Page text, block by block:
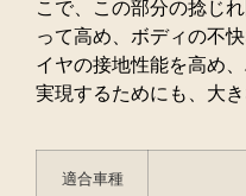
こで、この部分の捻じ
って高め、ボディの不
イヤの接地性能を高め
実現するためにも、大
適合車種